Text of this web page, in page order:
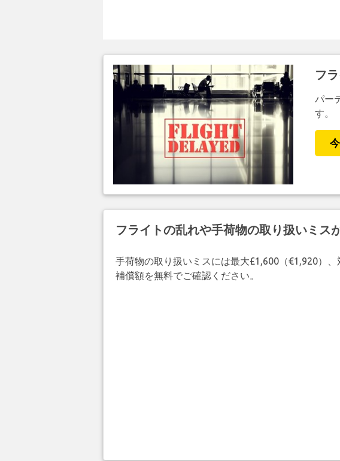
フ
パー
す。
フライトの乱れや手荷物の取り扱いミス
手荷物の取り扱いミスには最大£1,600（€1,920）
補償額を無料でご確認ください。